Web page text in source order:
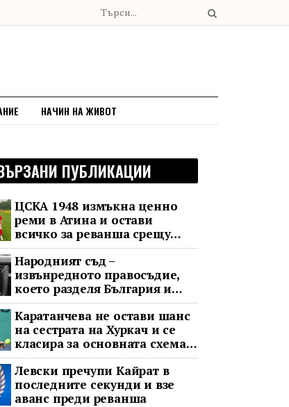
НАЧИН НА ЖИВОТ
ПУБЛИКАЦИИ
ЦСКА 1948 измъкна ценно
реми в Атина и остави
всичко за реванша срещу
Панатинайкос
Народният съд –
извънредното правосъдие,
което разделя България и
днес
Каратанчева не остави шанс
на сестрата на Хуркач и се
класира за основната схема
във Варшава
Левски пречупи Кайрат в
последните секунди и взе
аванс преди реванша